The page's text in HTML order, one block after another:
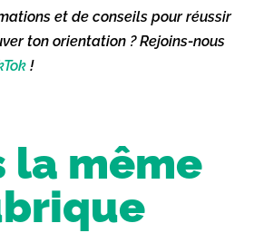
et de conseils pour réussir
ton orientation ? Rejoins-nous
!
la même